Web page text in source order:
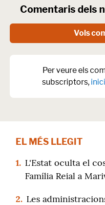
Comentaris dels
Vols
Per veure els
subscriptors,
EL MÉS LLEGIT
1. L'Estat oculta el
Família Reial a
2. Les